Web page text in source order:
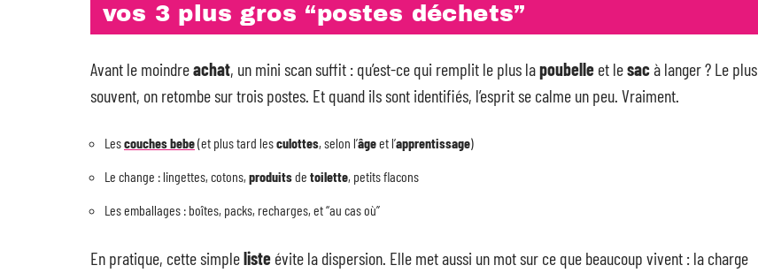
vos 3 plus gros “postes déchets”
Avant le moindreachat, un mini scan suffit : qu’est-ce qui remplit le plus lapoubelle et lesacà langer ? Le plus
souvent, on retombe sur trois postes. Et quand ils sont identifiés, l’esprit se calme un peu. Vraiment.
Lescouches bebe(et plus tard lesculottes, selon l’âgeet l’apprentissage)
Le change : lingettes, cotons, produitsde toilette, petits flacons
Les emballages : boîtes, packs, recharges, et “au cas où”
En pratique, cette simpleliste évite la dispersion. Elle met aussi un mot sur ce que beaucoup vivent : la charge